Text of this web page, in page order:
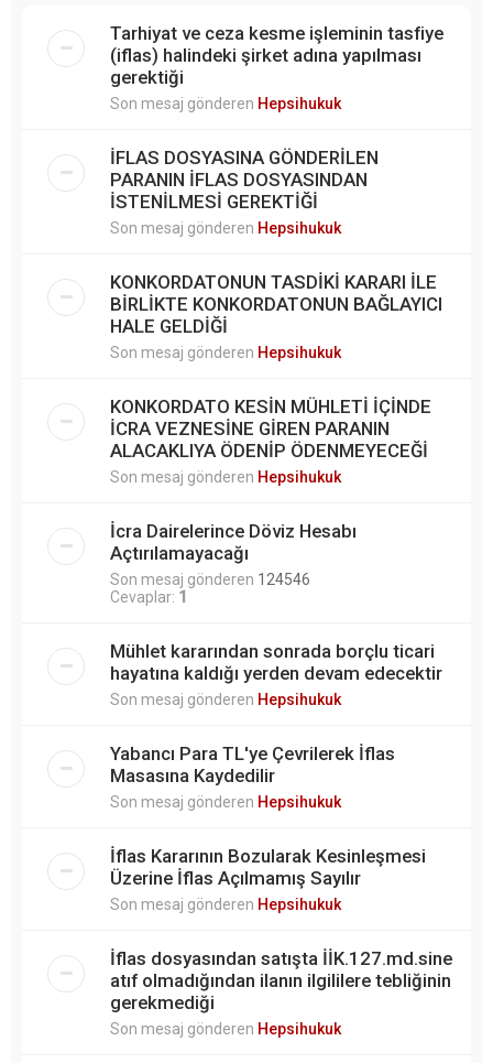
Tarhiyat ve ceza kesme işleminin tasfiye
(iflas) halindeki şirket adına yapılması
gerektiği
Son mesaj gönderen Hepsihukuk
İFLAS DOSYASINA GÖNDERİLEN
PARANIN İFLAS DOSYASINDAN
İSTENİLMESİ GEREKTİĞİ
Son mesaj gönderen Hepsihukuk
KONKORDATONUN TASDİKİ KARARI İLE
BİRLİKTE KONKORDATONUN BAĞLAYICI
HALE GELDİĞİ
Son mesaj gönderen Hepsihukuk
KONKORDATO KESİN MÜHLETİ İÇİNDE
İCRA VEZNESİNE GİREN PARANIN
ALACAKLIYA ÖDENİP ÖDENMEYECEĞİ
Son mesaj gönderen Hepsihukuk
İcra Dairelerince Döviz Hesabı
Açtırılamayacağı
Son mesaj gönderen 124546
Cevaplar: 1
Mühlet kararından sonrada borçlu ticari
hayatına kaldığı yerden devam edecektir
Son mesaj gönderen Hepsihukuk
Yabancı Para TL'ye Çevrilerek İflas
Masasına Kaydedilir
Son mesaj gönderen Hepsihukuk
İflas Kararının Bozularak Kesinleşmesi
Üzerine İflas Açılmamış Sayılır
Son mesaj gönderen Hepsihukuk
İflas dosyasından satışta İİK.127.md.sine
atıf olmadığından ilanın ilgililere tebliğinin
gerekmediği
Son mesaj gönderen Hepsihukuk